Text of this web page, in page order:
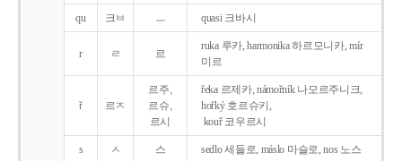
qu 크ㅂ ㅡ quasi 크바시
r ㄹ 르
ruka 루카, harmonika 하르모니카, mír
미르
ř 르ㅈ
르주,
르슈,
르시
řeka 르제카, námořník 나모르주니크,
hořký 호르슈키,
kouř 코우르시
s ㅅ 스 sedlo 세들로, máslo 마슬로, nos 노스